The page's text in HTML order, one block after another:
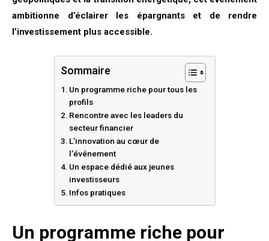
ambitionne d’éclairer les épargnants et de rendre
l’investissement plus accessible.
Sommaire
Un programme riche pour tous les
profils
Rencontre avec les leaders du
secteur financier
L’innovation au cœur de
l’événement
Un espace dédié aux jeunes
investisseurs
Infos pratiques
Un programme riche pour